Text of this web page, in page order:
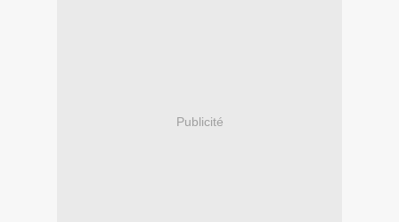
Publicité